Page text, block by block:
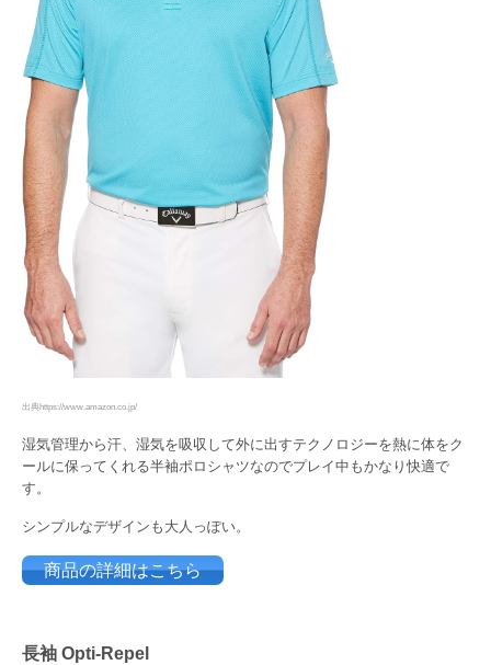
出典https://www.amazon.co.jp/
湿気管理から汗、湿気を吸収して外に出すテクノロジーを熱に体をク
ールに保ってくれる半袖ポロシャツなのでプレイ中もかなり快適で
す。
シンプルなデザインも大人っぽい。
商品の詳細はこちら
長袖 Opti-Repel